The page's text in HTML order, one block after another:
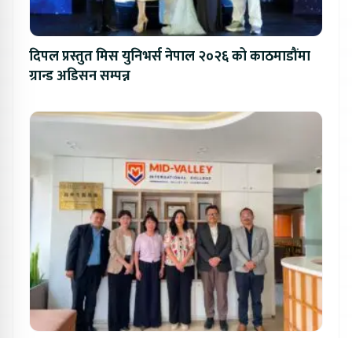
दिपल प्रस्तुत मिस युनिभर्स नेपाल २०२६ को काठमाडौंमा
ग्रान्ड अडिसन सम्पन्न